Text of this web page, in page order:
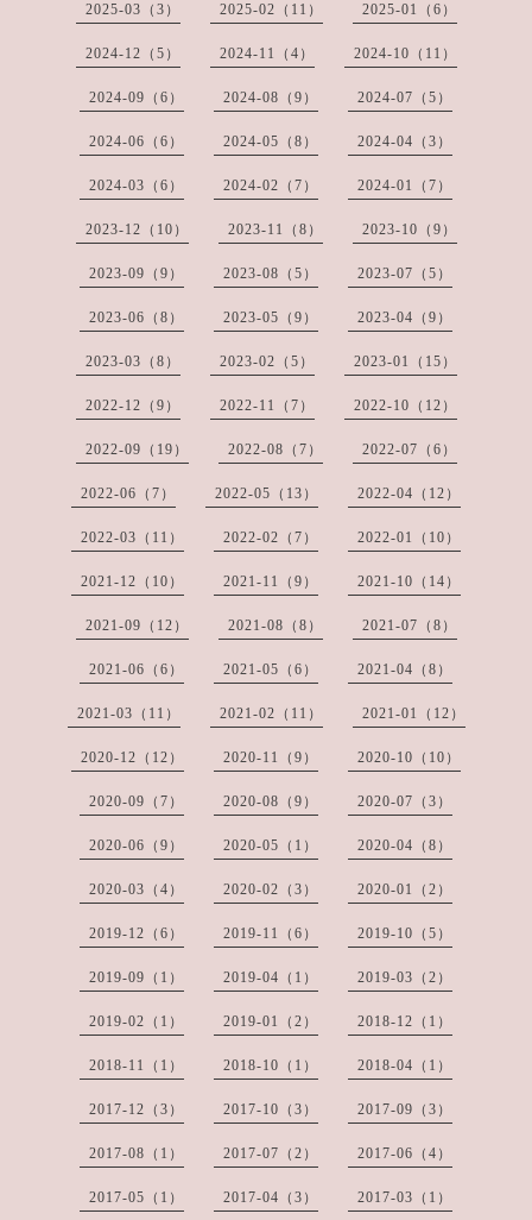
2025-03（3） 2025-02（11） 2025-01（6）
2024-12（5） 2024-11（4） 2024-10（11）
2024-09（6） 2024-08（9） 2024-07（5）
2024-06（6） 2024-05（8） 2024-04（3）
2024-03（6） 2024-02（7） 2024-01（7）
2023-12（10） 2023-11（8） 2023-10（9）
2023-09（9） 2023-08（5） 2023-07（5）
2023-06（8） 2023-05（9） 2023-04（9）
2023-03（8） 2023-02（5） 2023-01（15）
2022-12（9） 2022-11（7） 2022-10（12）
2022-09（19） 2022-08（7） 2022-07（6）
2022-06（7） 2022-05（13） 2022-04（12）
2022-03（11） 2022-02（7） 2022-01（10）
2021-12（10） 2021-11（9） 2021-10（14）
2021-09（12） 2021-08（8） 2021-07（8）
2021-06（6） 2021-05（6） 2021-04（8）
2021-03（11） 2021-02（11） 2021-01（12）
2020-12（12） 2020-11（9） 2020-10（10）
2020-09（7） 2020-08（9） 2020-07（3）
2020-06（9） 2020-05（1） 2020-04（8）
2020-03（4） 2020-02（3） 2020-01（2）
2019-12（6） 2019-11（6） 2019-10（5）
2019-09（1） 2019-04（1） 2019-03（2）
2019-02（1） 2019-01（2） 2018-12（1）
2018-11（1） 2018-10（1） 2018-04（1）
2017-12（3） 2017-10（3） 2017-09（3）
2017-08（1） 2017-07（2） 2017-06（4）
2017-05（1） 2017-04（3） 2017-03（1）